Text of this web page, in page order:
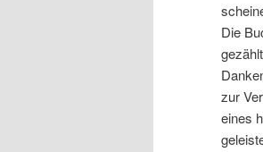
Die
zur
eines